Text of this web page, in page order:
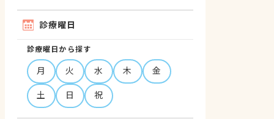
診療曜日
診療曜日から探す
月 火 水 木
金
土
日 祝